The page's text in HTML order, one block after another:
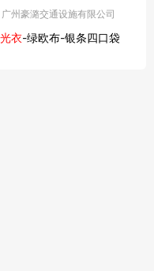
广州豪潞交通设施有限公司
衣-绿欧布-银条四口袋